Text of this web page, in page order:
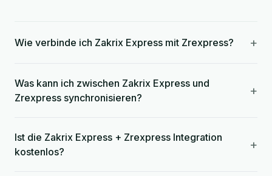
Wie verbinde ich Zakrix Express mit Zrexpress? +
Was kann ich zwischen Zakrix Express und
Zrexpress synchronisieren?
+
Ist die Zakrix Express + Zrexpress Integration
kostenlos?
+